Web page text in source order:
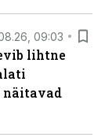
09:03
lihtne
näitavad